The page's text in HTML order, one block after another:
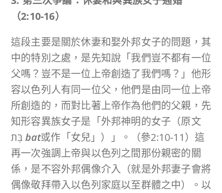
（2:10-16）
這段主要是關於休妻和娶外邦女子的問題，其
中的特別之處，是先知說「我們豈不都有一位
父嗎？豈不是一位上帝創造了我們嗎？」他形
容以色列人有同一位父，他們是由同一位上帝
所創造的，而對比著上帝作為他們的父親，先
知形容異族女子是「外邦神明的女子（原文
bat或作「女兒」）」。（參2:10-11）這
再一次強調上帝與以色列之間那份親密的關
係，是不容外邦偶像介入（就是外邦妻子會將
偶像敬拜帶入以色列家庭以至群體之中）。以